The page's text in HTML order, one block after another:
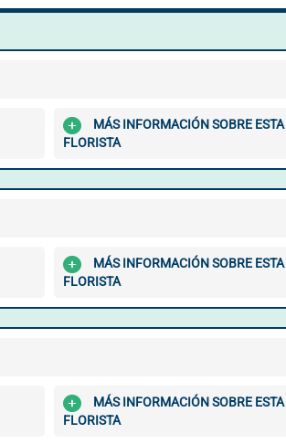
MÁS INFORMACIÓN SOBRE ESTA
FLORISTA
MÁS INFORMACIÓN SOBRE ESTA
FLORISTA
MÁS INFORMACIÓN SOBRE ESTA
FLORISTA